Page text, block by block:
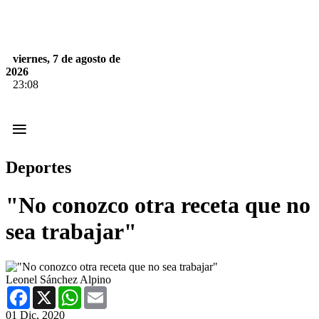
viernes, 7 de agosto de
2026
23:08
≡
Deportes
"No conozco otra receta que no
sea trabajar"
Leonel Sánchez Alpino
Facebook
X WhatsApp
01 Dic, 2020